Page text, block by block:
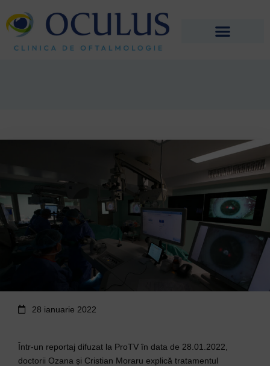
28 ianuarie 2022
Într-un reportaj difuzat la ProTV în data de 28.01.2022,
doctorii Ozana și Cristian Moraru explică tratamentul